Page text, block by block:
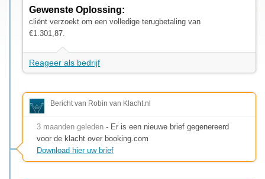
Gewenste Oplossing:
cliënt verzoekt om een volledige terugbetaling van
€1.301,87.
Reageer als bedrijf
Bericht van Robin van Klacht.nl
3 maanden geleden - Er is een nieuwe brief gegenereerd
voor de klacht over booking.com
Download hier uw brief